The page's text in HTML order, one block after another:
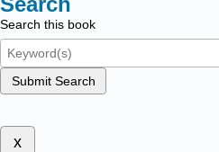
Search this book
Submit Search
x